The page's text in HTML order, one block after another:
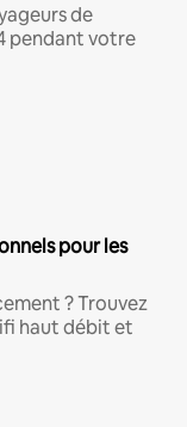
de
pendant votre
pour les
? Trouvez
haut débit et